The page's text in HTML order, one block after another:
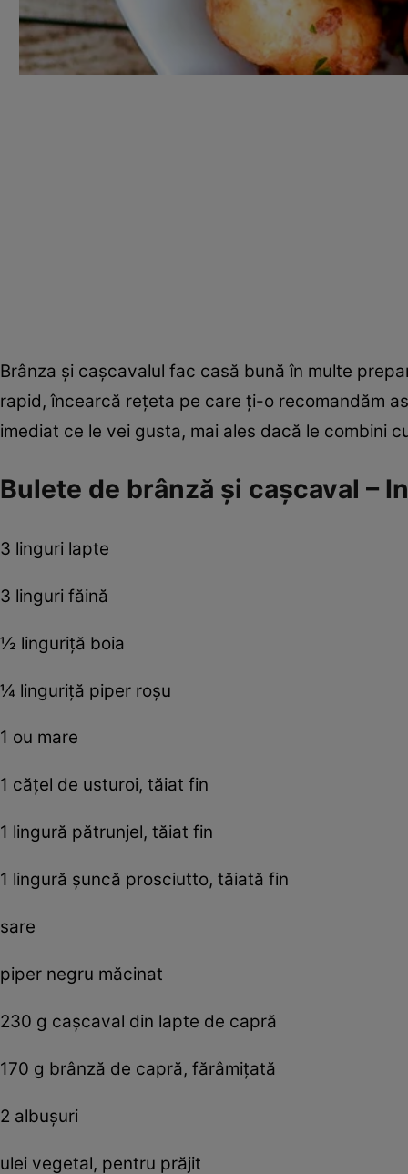
Brânza şi caşcavalul fac casă bună în multe
rapid, încearcă reţeta pe care ţi-o recomandăm
imediat ce le vei gusta, mai ales dacă le combini
Bulete de brânză şi caşcaval –
3 linguri lapte
3 linguri făină
½ linguriţă boia
¼ linguriţă piper roşu
1 ou mare
1 căţel de usturoi, tăiat fin
1 lingură pătrunjel, tăiat fin
1 lingură şuncă prosciutto, tăiată fin
sare
piper negru măcinat
230 g caşcaval din lapte de capră
170 g brânză de capră, fărâmiţată
2 albuşuri
ulei vegetal, pentru prăjit